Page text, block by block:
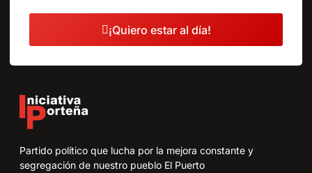
¡Quiero estar al día!
Partido político que lucha por la mejora constante y
segregación de nuestro pueblo El Puerto